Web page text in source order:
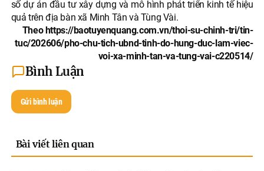
số dự án đầu tư xây dựng và mô hình phát triển kinh tế hiệu
quả trên địa bàn xã Minh Tân và Tùng Vài.
Theo https://baotuyenquang.com.vn/thoi-su-chinh-tri/tin-
tuc/202606/pho-chu-tich-ubnd-tinh-do-hung-duc-lam-viec-
voi-xa-minh-tan-va-tung-vai-c220514/
Bình Luận
Gửi bình luận
Bài viết liên quan